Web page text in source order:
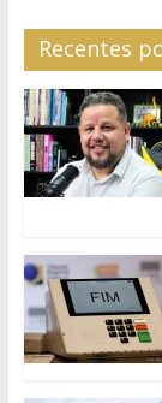
Recentes